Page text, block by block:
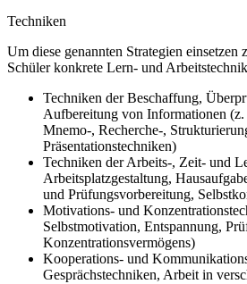
Techniken
Um diese genannten Strategien einsetzen
Schüler konkrete Lern- und
Techniken der Beschaffung,
Aufbereitung von Informationen
Mnemo-, Recherche-,
Präsentationstechniken)
Techniken der Arbeits-, Zeit- und
Arbeitsplatzgestaltung,
und Prüfungsvorbereitung,
Motivations- und
Selbstmotivation, Entspannung,
Konzentrationsvermögens)
Kooperations- und
Gesprächstechniken, Arbeit in